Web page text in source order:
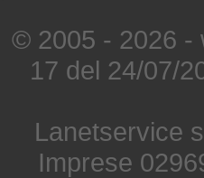
© 2005 - 2026 -
17 del 24/07/
Lanetservice
Imprese